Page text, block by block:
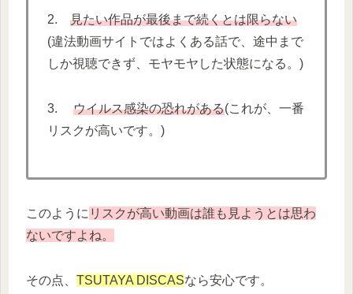
2. 見たい作品が最後まで続くとは限らない
(違法動画サイトではよくある話で、途中まで
しか視聴できず、モヤモヤした状態になる。)
3. ウイルス感染の恐れがある(これが、一番
リスクが高いです。)
このように リスクが高い動画は誰も見ようとは思わ
ないですよね。
その点、 TSUTAYA DISCASなら安心です。